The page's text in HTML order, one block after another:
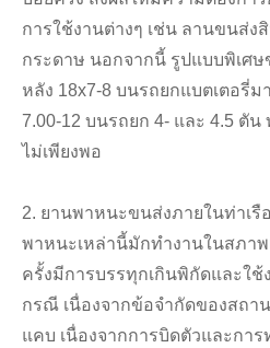
การใช้งานต่างๆ เช่น ลานขนส่ง
กระดาษ นอกจากนี้ รูปแบบพิเศ
หลัง 18x7-8 บนรถยกแบตเตอรี่
7.00-12 บนรถยก 4- และ 4.5 ​​ตัน
ไม่เพียงพอ
2. ยานพาหนะขนส่งภายในท่าเรื
พาหนะเหล่านี้มักทำงานในสภา
ครั้งมีการบรรทุกเกินพิกัดและใช้
กรณี เนื่องจากข้อจำกัดของสถา
แคบ เนื่องจากการบิดตัวและการ